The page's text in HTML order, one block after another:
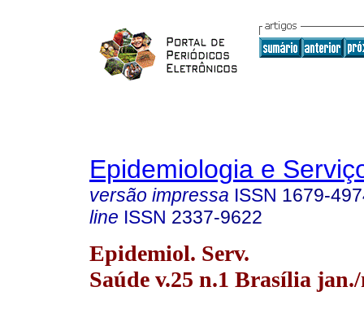
Epidemiologia e
versão impressa ISSN 1679-
line ISSN 2337-9622
Epidemiol. Serv.
Saúde v.25 n.1 Brasília